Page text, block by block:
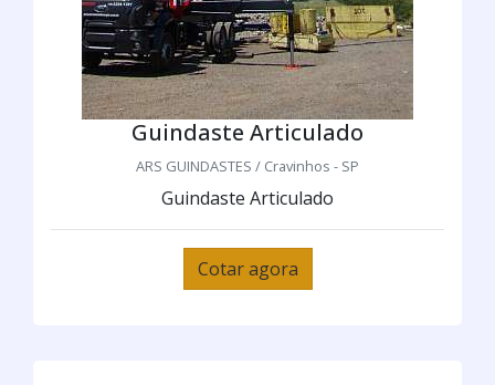
Guindaste Articulado
ARS GUINDASTES / Cravinhos - SP
Guindaste Articulado
Cotar agora